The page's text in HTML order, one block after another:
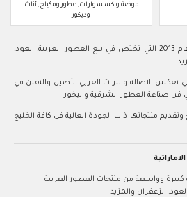
موضة واكسسوارات, عطور ومكياج, أثاث
وديكور
تاسست شركة دخون الاماراتية عام 2013 التي تختص في بيع العطور العربية, العود,
تعكس الاصالة والتراث العربي الأصيل والتفنن في
فن صناعة العطور الشرقية والبخور
منتجاتها ذات الجودة العالية في كافة الخليج
كبيرة وواسعة من منتجات العطور العربية
الزعفران والمزيد